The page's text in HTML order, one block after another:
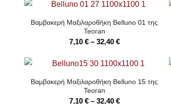
6,60 €
Βαμβακερή Μαξιλαροθήκη Belluno 01 της
Teoran
7,10 € – 32,40 €Price
7,10 €
Βαμβακερή Μαξιλαροθήκη Belluno 15 της
Teoran
7,10 € – 32,40 €Price